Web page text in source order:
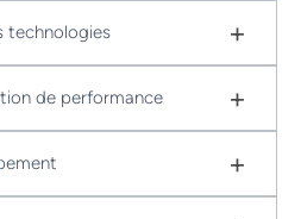
technologies +
de performance +
+